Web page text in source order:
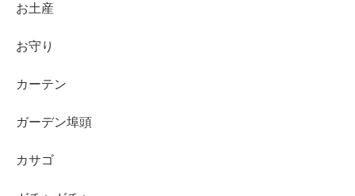
お土産
お守り
カーテン
ガーデン埠頭
カサゴ